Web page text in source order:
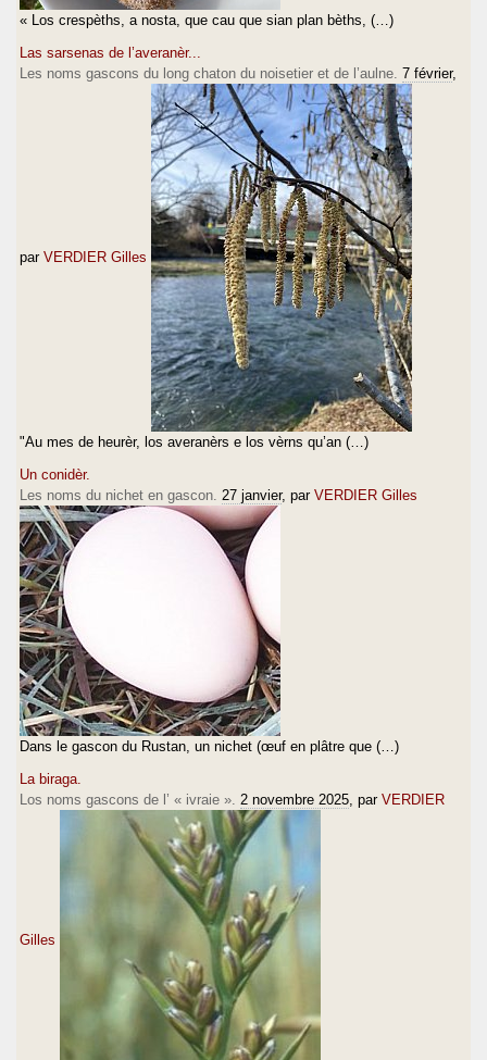
« Los crespèths, a nosta, que cau que sian plan bèths, (…)
Las sarsenas de l’averanèr...
Les noms gascons du long chaton du noisetier et de l’aulne. 7 février,
par VERDIER Gilles
"Au mes de heurèr, los averanèrs e los vèrns qu’an (…)
Un conidèr.
Les noms du nichet en gascon. 27 janvier, par VERDIER Gilles
Dans le gascon du Rustan, un nichet (œuf en plâtre que (…)
La biraga.
Los noms gascons de l’ « ivraie ». 2 novembre 2025 , par VERDIER
Gilles